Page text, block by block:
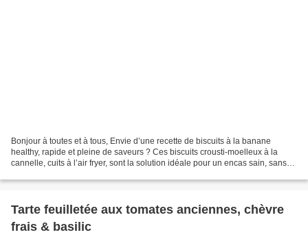
Bonjour à toutes et à tous, Envie d’une recette de biscuits à la banane
healthy, rapide et pleine de saveurs ? Ces biscuits crousti-moelleux à la
cannelle, cuits à l’air fryer, sont la solution idéale pour un encas sain, sans
Tarte feuilletée aux tomates anciennes, chèvre
frais & basilic